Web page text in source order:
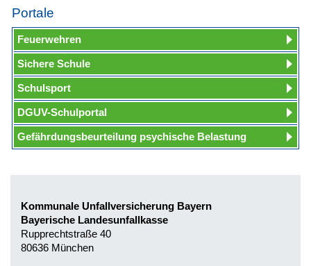
Portale
Feuerwehren
Sichere Schule
Schulsport
DGUV-Schulportal
Gefährdungsbeurteilung psychische Belastung
Kommunale Unfallversicherung Bayern
Bayerische Landesunfallkasse
Rupprechtstraße 40
80636 München